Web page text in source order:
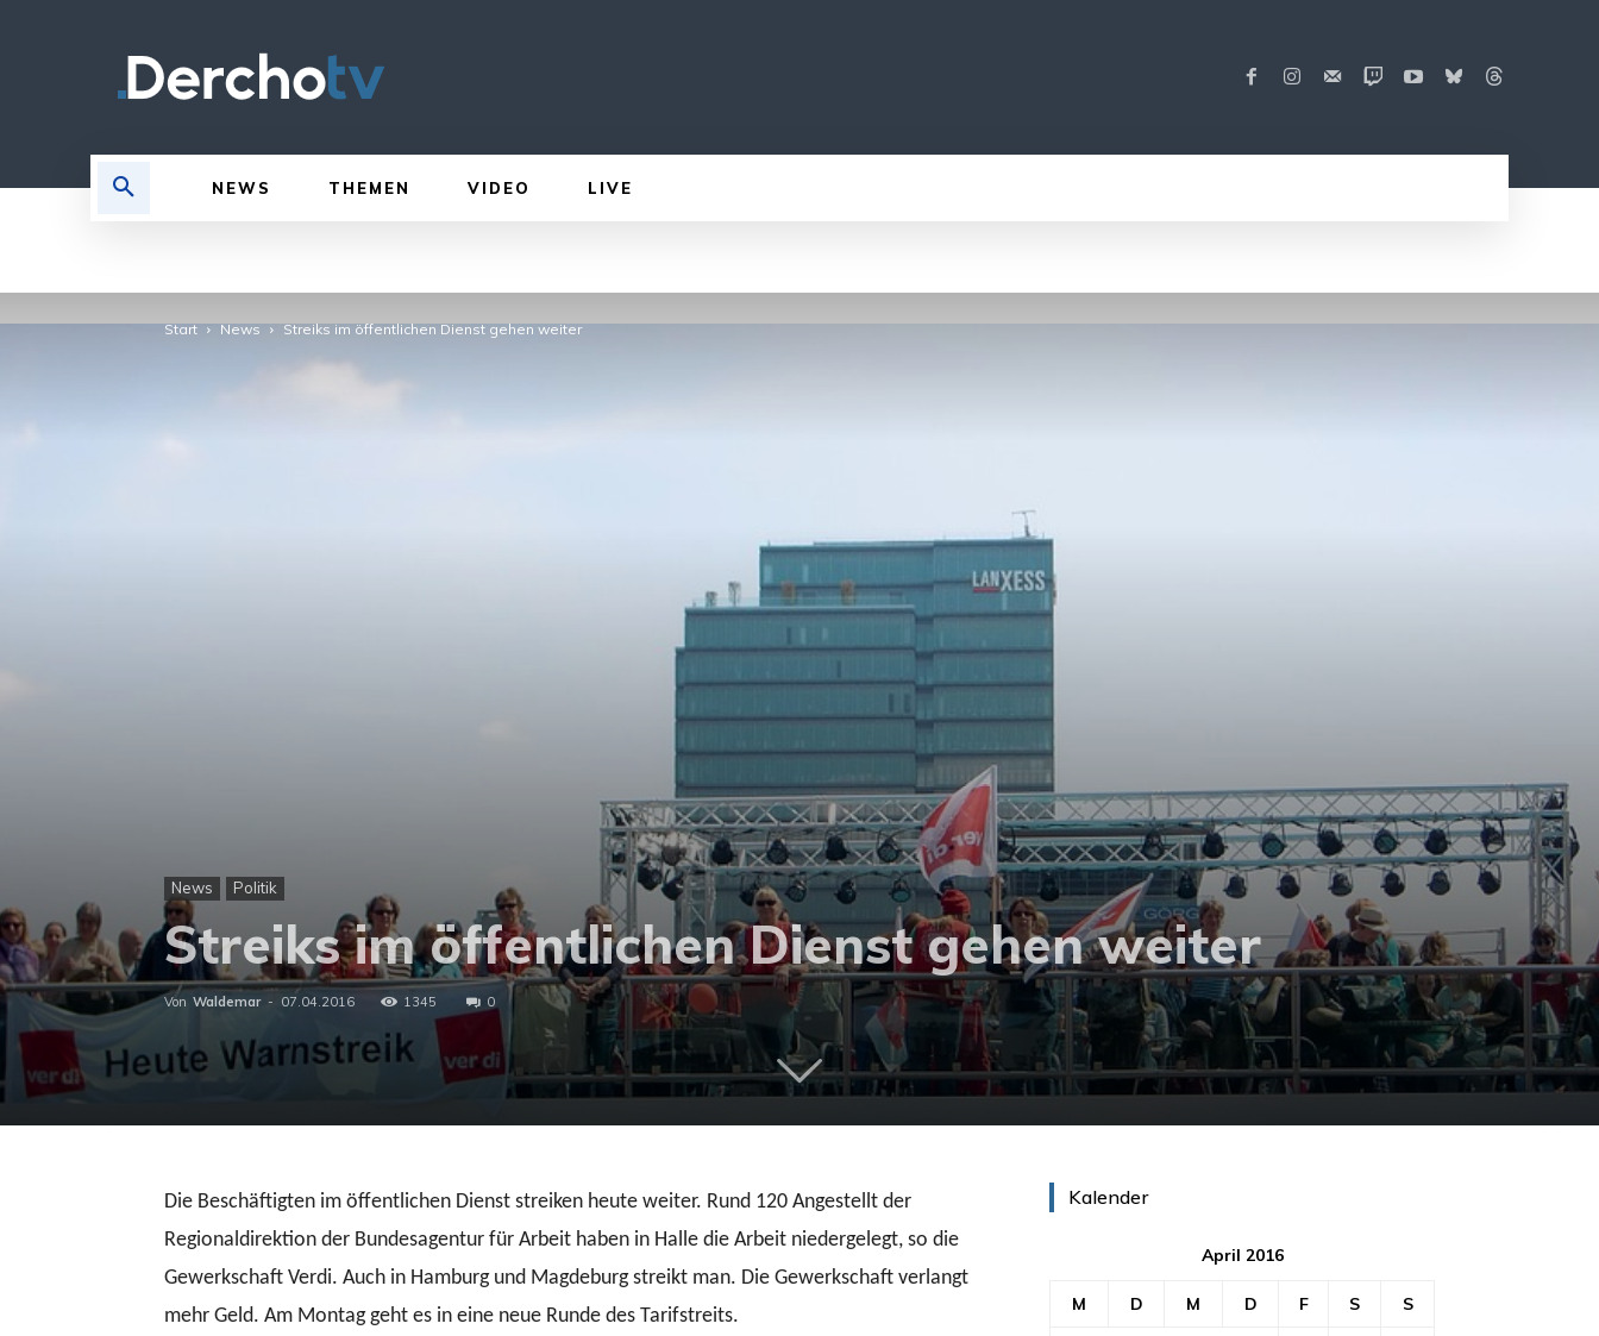
NEWS THEMEN VIDEO LIVE
Start News Streiks im öffentlichen Dienst gehen weiter
News Politik
Streiks im öffentlichen Dienst gehen weiter
Von Waldemar - 07.04.2016 1345 0
Die Beschäftigten im öffentlichen Dienst streiken heute weiter. Rund 120 Angestellt der
Regionaldirektion der Bundesagentur für Arbeit haben in Halle die Arbeit niedergelegt, so die
Gewerkschaft Verdi. Auch in Hamburg und Magdeburg streikt man. Die Gewerkschaft verlangt
mehr Geld. Am Montag geht es in eine neue Runde des Tarifstreits.
Kalender
April 2016
M D M D F S S